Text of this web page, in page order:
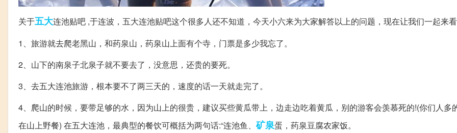
关于五大连池贴吧 ,于连波，五大连池贴吧这个很多人还不知道，今天小六来为大家解答以上的问题，现在让我们一起来
1、旅游就去爬老黑山，和药泉山，药泉山上面有个寺，门票是多少我忘了。
2、山下的南泉子北泉子就不要去了，没意思，还贵的要死。
3、去五大连池旅游，根本要不了两三天的，速度的话一天就走完了。
4、爬山的时候，要带足够的水，因为山上的很贵，建议买些黄瓜带上，边走边吃着黄瓜，别的游客会羡慕死的!(你们人多
在山上野餐) 在五大连池，最典型的餐饮可概括为两句话:“连池鱼、矿泉蛋，药泉豆腐农家饭。